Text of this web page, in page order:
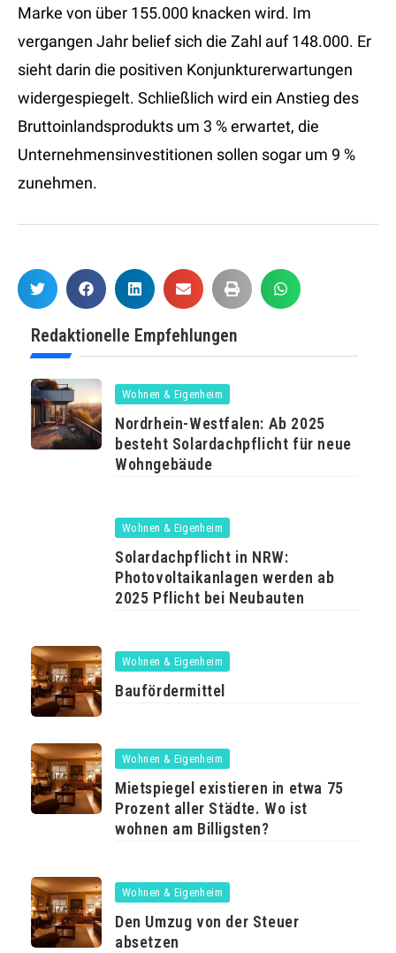
Marke von über 155.000 knacken wird. Im
vergangen Jahr belief sich die Zahl auf 148.000. Er
sieht darin die positiven Konjunkturerwartungen
widergespiegelt. Schließlich wird ein Anstieg des
Bruttoinlandsprodukts um 3 % erwartet, die
Unternehmensinvestitionen sollen sogar um 9 %
zunehmen.
Redaktionelle Empfehlungen
Wohnen & Eigenheim
Nordrhein-Westfalen: Ab 2025
besteht Solardachpflicht für neue
Wohngebäude
Wohnen & Eigenheim
Solardachpflicht in NRW:
Photovoltaikanlagen werden ab
2025 Pflicht bei Neubauten
Wohnen & Eigenheim
Baufördermittel
Wohnen & Eigenheim
Mietspiegel existieren in etwa 75
Prozent aller Städte. Wo ist
wohnen am Billigsten?
Wohnen & Eigenheim
Den Umzug von der Steuer
absetzen